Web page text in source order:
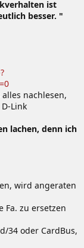
ist
besser. "
nachlesen,
Link
lachen, denn ich
wird angeraten
Fa. zu ersetzen
34 oder CardBus,